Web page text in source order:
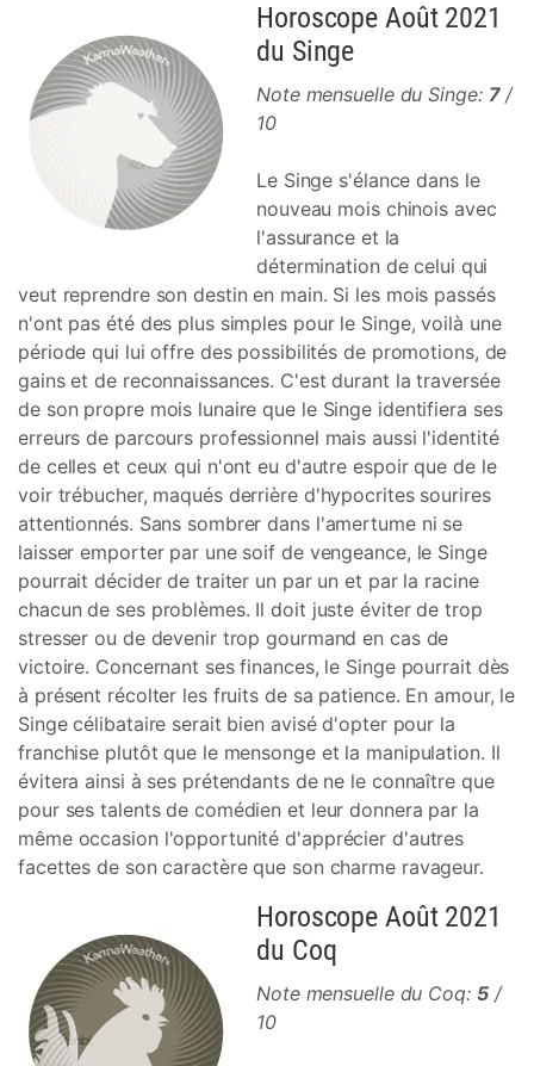
Horoscope Août 2021
du Singe
Note mensuelle du Singe: 7/
10
Le Singe s'élance dans le
nouveau mois chinois avec
l'assurance et la
détermination de celui qui
veut reprendre son destin en main. Si les mois passés
n'ont pas été des plus simples pour le Singe, voilà une
période qui lui offre des possibilités de promotions, de
gains et de reconnaissances. C'est durant la traversée
de son propre mois lunaire que le Singe identifiera ses
erreurs de parcours professionnel mais aussi l'identité
de celles et ceux qui n'ont eu d'autre espoir que de le
voir trébucher, maqués derrière d'hypocrites sourires
attentionnés. Sans sombrer dans l'amertume ni se
laisser emporter par une soif de vengeance, le Singe
pourrait décider de traiter un par un et par la racine
chacun de ses problèmes. Il doit juste éviter de trop
stresser ou de devenir trop gourmand en cas de
victoire. Concernant ses finances, le Singe pourrait dès
à présent récolter les fruits de sa patience. En amour, le
Singe célibataire serait bien avisé d'opter pour la
franchise plutôt que le mensonge et la manipulation. Il
évitera ainsi à ses prétendants de ne le connaître que
pour ses talents de comédien et leur donnera par la
même occasion l'opportunité d'apprécier d'autres
facettes de son caractère que son charme ravageur.
Horoscope Août 2021
du Coq
Note mensuelle du Coq: 5/
10